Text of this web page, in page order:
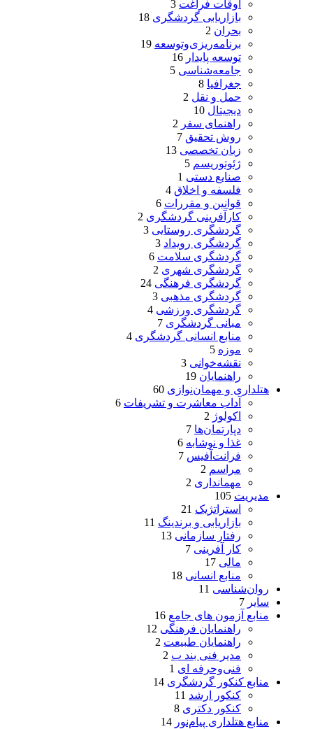
اوقات فراغت 3
بازاریابی گردشگری 18
بحران 2
برنامه‌ریزی‌وتوسعه 19
توسعه پایدار 16
جامعه‌شناسی 5
جغرافیا 8
حمل و نقل 2
دیجیتال 10
راهنمای سفر 2
روش تحقیق 7
زبان تخصصی 13
ژئوتوریسم 5
صنایع دستی 1
فلسفه و اخلاق 4
قوانین و مقررات 6
کارآفرینی گردشگری 2
گردشگری روستایی 3
گردشگری رویداد 3
گردشگری سلامت 6
گردشگری شهری 2
گردشگری فرهنگی 24
گردشگری مذهبی 3
گردشگری ورزشی 4
مبانی گردشگری 7
منابع انسانی گردشگری 4
موزه 5
نقشه‌خوانی 3
راهنمایان 19
هتلداری و مهمان‌نوازی 60
آداب معاشرت و تشریفات 6
اکولوژ 2
دپارتمان‌ها 7
غذا و نوشابه 6
فرانت‌آفیس 7
مراسم 2
مهمانداری 2
مدیریت 105
استراتژیک 21
بازاریابی و برندینگ 11
رفتار سازمانی 13
کار آفرینی 7
مالی 17
منابع انسانی 18
روان‌شناسی 11
سایر 7
منابع آزمون های جامع 16
راهنمایان فرهنگی 12
راهنمایان طبیعت 2
مدیر فنی بند ب 2
فنی‌وحرفه‌ ای 1
منابع کنکور گردشگری 14
کنکور ارشد 11
کنکور دکتری 8
منابع هتلداری پیام‌نور 14